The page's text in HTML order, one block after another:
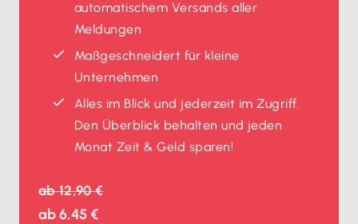
automatischem Versands aller
Meldungen
Maßgeschneidert für kleine
Unternehmen
Alles im Blick und jederzeit im Zugriff.
Den Überblick behalten und jeden
Monat Zeit & Geld sparen!
ab12,90 €
ab6,45 €